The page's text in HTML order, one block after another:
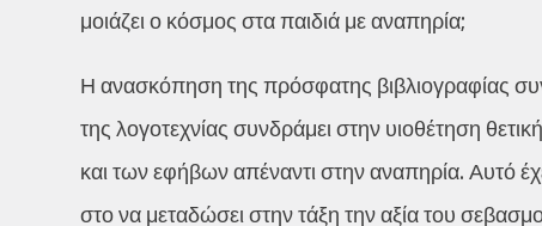
μοιάζει ο κόσμος στα παιδιά με αναπηρία;
Η ανασκόπηση της πρόσφατης βιβλιογραφίας
της λογοτεχνίας συνδράμει στην υιοθέτηση
και των εφήβων απέναντι στην αναπηρία. Αυτό
στο να μεταδώσει στην τάξη την αξία του